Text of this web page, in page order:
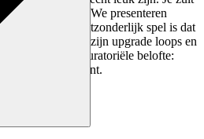
games vinden. We presenteren
dat het een uitzonderlijk spel is dat
biedt door zijn upgrade loops en
Dat is onze curatoriële belofte:
die je verdient.